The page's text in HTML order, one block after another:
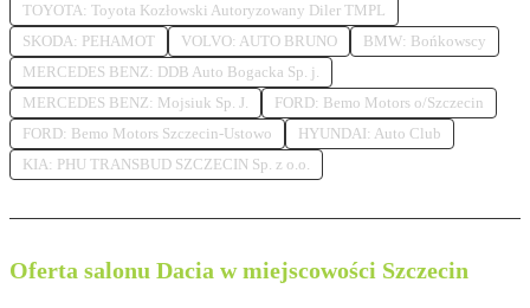
TOYOTA: Toyota Kozłowski Autoryzowany Diler TMPL
SKODA: PEHAMOT
VOLVO: AUTO BRUNO
BMW: Bońkowscy
MERCEDES BENZ: DDB Auto Bogacka Sp. j.
MERCEDES BENZ: Mojsiuk Sp. J.
FORD: Bemo Motors o/Szczecin
FORD: Bemo Motors Szczecin-Ustowo
HYUNDAI: Auto Club
KIA: PHU TRANSBUD SZCZECIN Sp. z o.o.
Oferta salonu Dacia w miejscowości Szczecin